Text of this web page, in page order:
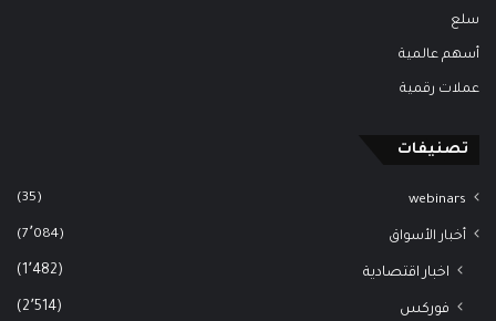
سلع
أسهم عالمية
عملات رقمية
تصنيفات
webinars
(35)
أخبار الأسواق (7٬084)
اخبار اقتصادية (1٬482)
فوركس (2٬514)